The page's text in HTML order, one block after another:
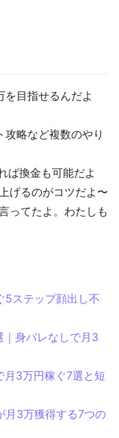
目指せるんだよ
略など複数のやり
ば換金も可能だよ
げるのがコツだよ〜
ってたよ。わたしも
5ステップ顔出し不
身バレなしで月3
3万円稼ぐ7選と短
月3万獲得する7つの